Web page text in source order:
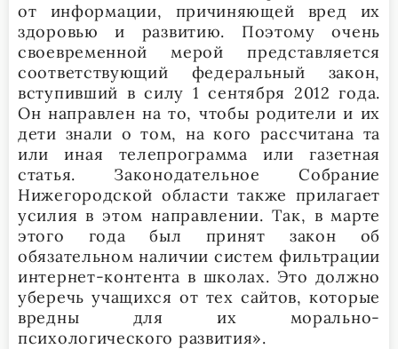
от информации, причиняющей вред их
здоровью и развитию. Поэтому очень
своевременной мерой представляется
соответствующий федеральный закон,
вступивший в силу 1 сентября 2012 года.
Он направлен на то, чтобы родители и их
дети знали о том, на кого рассчитана та
или иная телепрограмма или газетная
статья. Законодательное Собрание
Нижегородской области также прилагает
усилия в этом направлении. Так, в марте
этого года был принят закон об
обязательном наличии систем фильтрации
интернет-контента в школах. Это должно
уберечь учащихся от тех сайтов, которые
вредны для их морально-
психологического развития».